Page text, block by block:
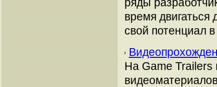
время
свой потенциал
На Game Trailers